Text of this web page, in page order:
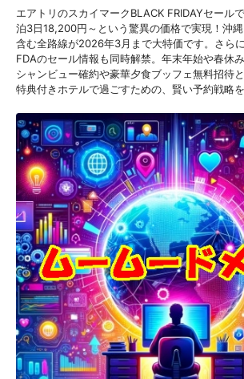
エアトリのスカイマークBLACK FRIDAYセール
泊3日18,200円～という驚異の価格で実現！沖
含む全路線が2026年3月まで大特価です。さら
FDAのセール情報も同時解禁。年末年始や春休
シャンビュー確約や豪華夕食ブッフェ無料招待
特典付きホテルで過ごすための、賢い予約戦略を